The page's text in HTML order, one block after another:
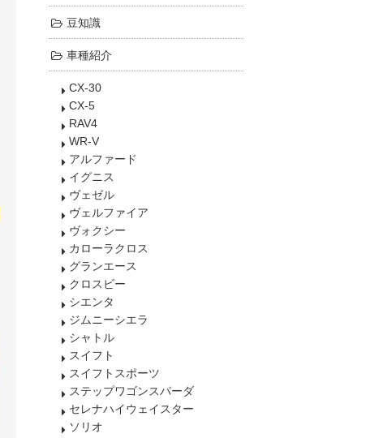
豆知識
車種紹介
CX-30
CX-5
RAV4
WR-V
アルファード
イグニス
ヴェゼル
ヴェルファイア
ヴォクシー
カローラクロス
グランエース
クロスビー
シエンタ
ジムニーシエラ
シャトル
スイフト
スイフトスポーツ
ステップワゴンスパーダ
セレナハイウェイスター
ソリオ